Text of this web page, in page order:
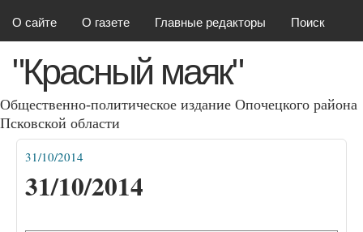
О сайте О газете Главные редакторы Поиск
"Красный маяк"
Общественно-политическое издание Опочецкого района
Псковcкой области
Вы здесь
31/10/2014
31/10/2014